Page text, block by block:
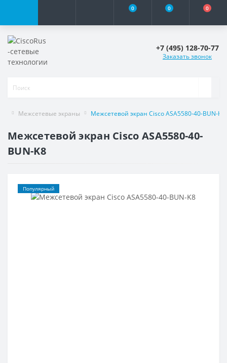
0 0 0
+7 (495) 128-70-77
Заказать звонок
Межсетевые экраны Межсетевой экран Cisco ASA5580-40-BUN-K8
Межсетевой экран Cisco ASA5580-40-
BUN-K8
Популярный